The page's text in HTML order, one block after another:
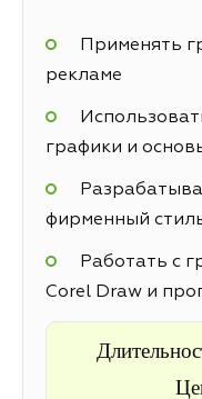
Применять
рекламе
графики и
фирменный
Работать с
Corel Draw и